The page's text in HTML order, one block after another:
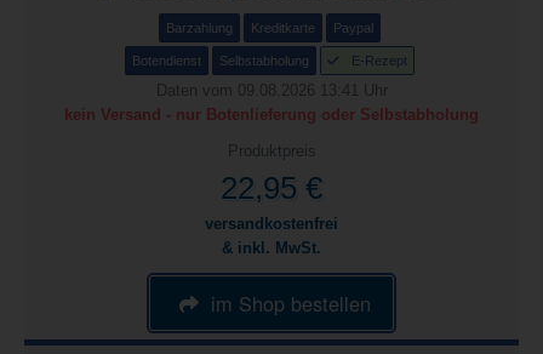
Barzahlung Kreditkarte Paypal
Botendienst Selbstabholung E-Rezept
Daten vom 09.08.2026 13:41 Uhr
kein Versand - nur Botenlieferung oder Selbstabholung
Produktpreis
22,95 €
versandkostenfrei
& inkl. MwSt.
im Shop bestellen